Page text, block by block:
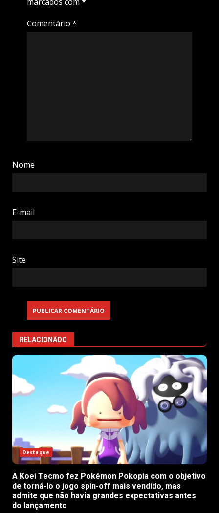
marcados com *
Comentário *
Nome
E-mail
Site
RELACIONADO
Destaque
A Koei Tecmo fez Pokémon Pokopia com o objetivo
de torná-lo o jogo spin-off mais vendido, mas
admite que não havia grandes expectativas antes
do lançamento